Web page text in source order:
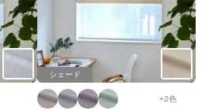
シェード
+2色